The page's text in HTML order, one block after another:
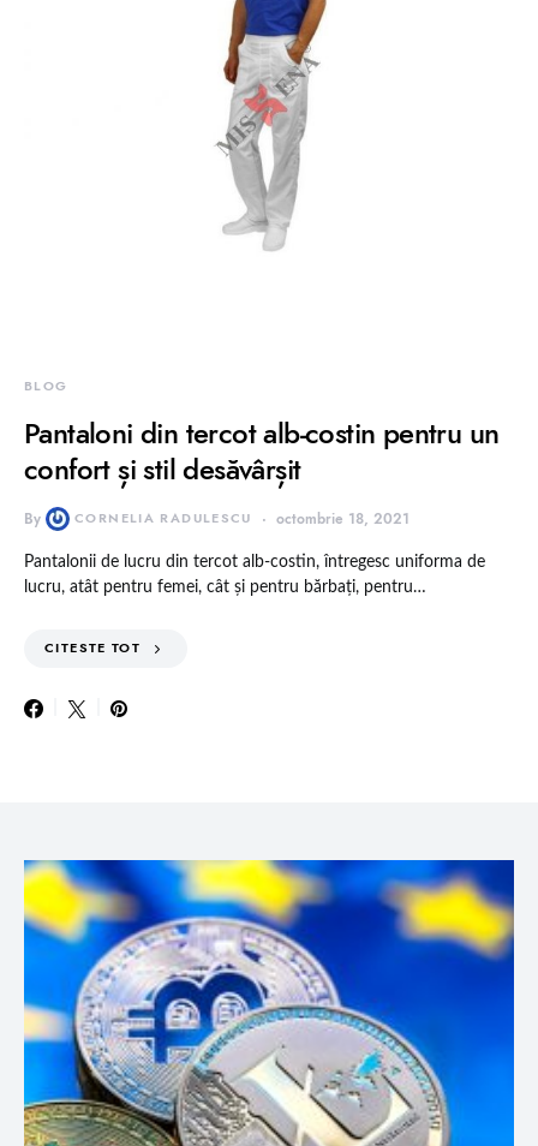
BLOG
Pantaloni din tercot alb-costin pentru un
confort și stil desăvârșit
By CORNELIA RADULESCU octombrie 18, 2021
Pantalonii de lucru din tercot alb-costin, întregesc uniforma de
lucru, atât pentru femei, cât și pentru bărbați, pentru…
CITESTE TOT